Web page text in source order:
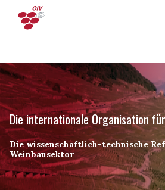
Direkt
Die internationale Organisation
Die wissenschaftlich-technische
Weinbausektor